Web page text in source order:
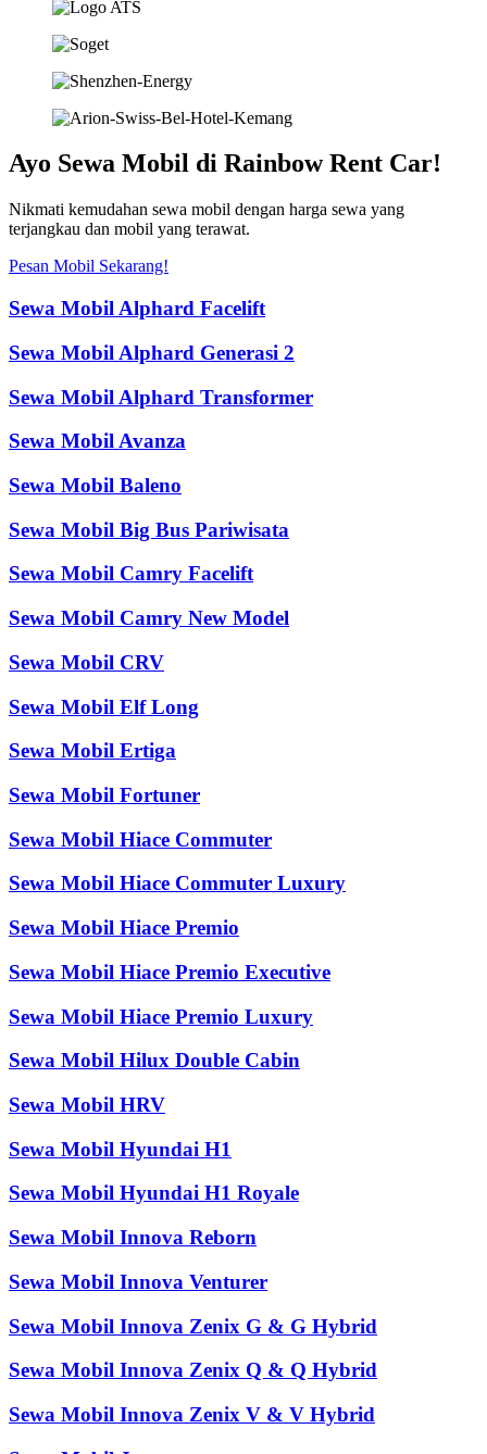
Ayo Sewa Mobil di Rainbow Rent Car!
Nikmati kemudahan sewa mobil dengan harga sewa yang
terjangkau dan mobil yang terawat.
Pesan Mobil Sekarang!
Sewa Mobil Alphard Facelift
Sewa Mobil Alphard Generasi 2
Sewa Mobil Alphard Transformer
Sewa Mobil Avanza
Sewa Mobil Baleno
Sewa Mobil Big Bus Pariwisata
Sewa Mobil Camry Facelift
Sewa Mobil Camry New Model
Sewa Mobil CRV
Sewa Mobil Elf Long
Sewa Mobil Ertiga
Sewa Mobil Fortuner
Sewa Mobil Hiace Commuter
Sewa Mobil Hiace Commuter Luxury
Sewa Mobil Hiace Premio
Sewa Mobil Hiace Premio Executive
Sewa Mobil Hiace Premio Luxury
Sewa Mobil Hilux Double Cabin
Sewa Mobil HRV
Sewa Mobil Hyundai H1
Sewa Mobil Hyundai H1 Royale
Sewa Mobil Innova Reborn
Sewa Mobil Innova Venturer
Sewa Mobil Innova Zenix G & G Hybrid
Sewa Mobil Innova Zenix Q & Q Hybrid
Sewa Mobil Innova Zenix V & V Hybrid